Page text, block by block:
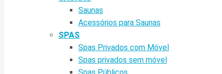
Saunas
Acessórios para Saunas
SPAS
Spas Privados com Móvel
Spas privados sem móvel